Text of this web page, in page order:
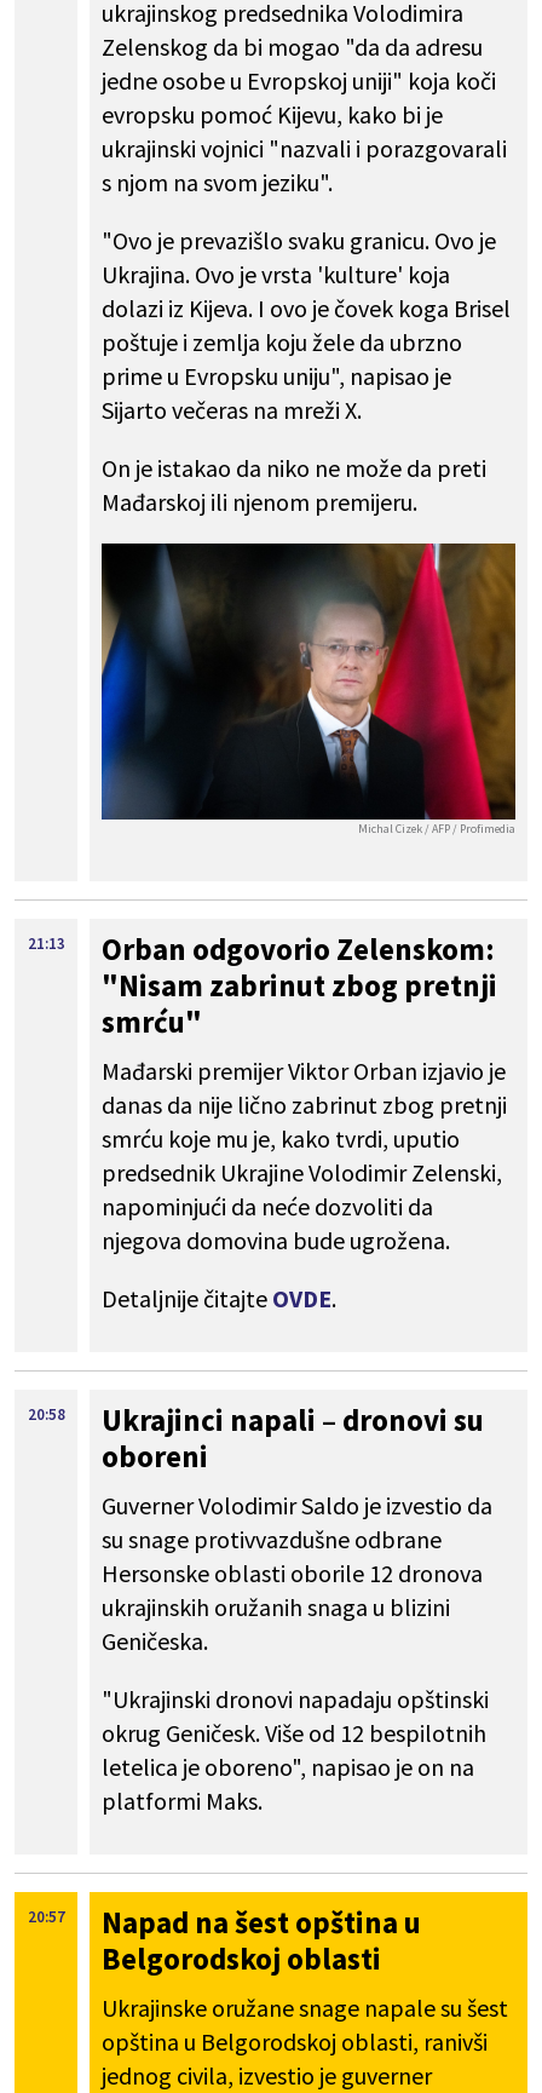
ukrajinskog predsednika Volodimira
Zelenskog da bi mogao "da da adresu
jedne osobe u Evropskoj uniji" koja koči
evropsku pomoć Kijevu, kako bi je
ukrajinski vojnici "nazvali i porazgovarali
s njom na svom jeziku".
"Ovo je prevazišlo svaku granicu. Ovo je
Ukrajina. Ovo je vrsta 'kulture' koja
dolazi iz Kijeva. I ovo je čovek koga Brisel
poštuje i zemlja koju žele da ubrzno
prime u Evropsku uniju", napisao je
Sijarto večeras na mreži X.
On je istakao da niko ne može da preti
Mađarskoj ili njenom premijeru.
Michal Cizek / AFP / Profimedia
21:13
Orban odgovorio Zelenskom:
"Nisam zabrinut zbog pretnji
smrću"
Mađarski premijer Viktor Orban izjavio je
danas da nije lično zabrinut zbog pretnji
smrću koje mu je, kako tvrdi, uputio
predsednik Ukrajine Volodimir Zelenski,
napominjući da neće dozvoliti da
njegova domovina bude ugrožena.
Detaljnije čitajte OVDE.
20:58
Ukrajinci napali – dronovi su
oboreni
Guverner Volodimir Saldo je izvestio da
su snage protivvazdušne odbrane
Hersonske oblasti oborile 12 dronova
ukrajinskih oružanih snaga u blizini
Geničeska.
"Ukrajinski dronovi napadaju opštinski
okrug Geničesk. Više od 12 bespilotnih
letelica je oboreno", napisao je on na
platformi Maks.
20:57
Napad na šest opština u
Belgorodskoj oblasti
Ukrajinske oružane snage napale su šest
opština u Belgorodskoj oblasti, ranivši
jednog civila, izvestio je guverner